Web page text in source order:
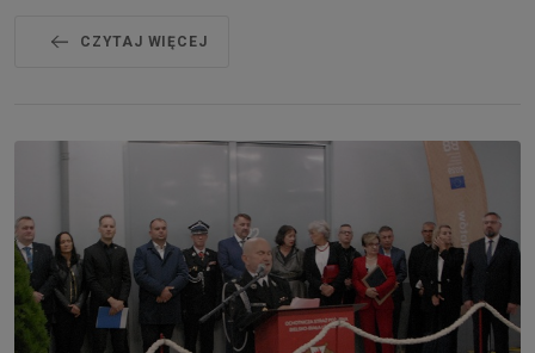
CZYTAJ WIĘCEJ